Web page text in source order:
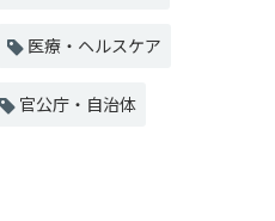
医療・ヘルスケア
官公庁・自治体